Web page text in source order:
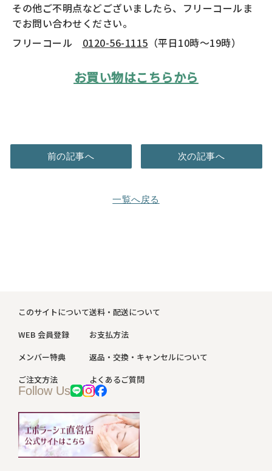
その他ご不明点などございましたら、フリーコールま
でお問い合わせください。
フリーコール 0120-56-1115 （平日10時～19時）
お買い物はこちらから
前の記事へ
一覧へ戻る
次の記事へ
このサイトについて
WEB 会員登録
メンバー特典
ご注文方法
送料・配送について
お支払方法
返品・交換・キャンセルについて
よくあるご質問
Follow Us